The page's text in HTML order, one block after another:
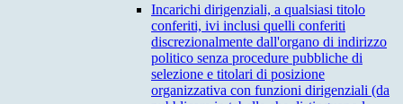
Incarichi dirigenziali, a qualsiasi titolo
conferiti, ivi inclusi quelli conferiti
discrezionalmente dall'organo di indirizzo
politico senza procedure pubbliche di
selezione e titolari di posizione
organizzativa con funzioni dirigenziali (da